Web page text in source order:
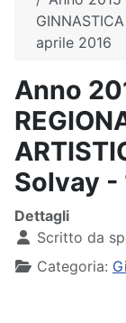
aprile 2016
Anno
Solvay -
Dettagli
Scritto da
Categoria: